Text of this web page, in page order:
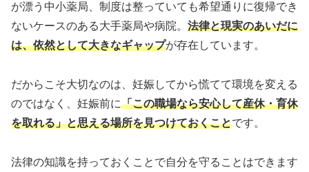
が漂う中小薬局、制度は整っていても希望通りに復帰でき
ないケースのある大手薬局や病院。 法律と現実のあいだに
は、依然として大きなギャップが存在しています。
だからこそ大切なのは、妊娠してから慌てて環境を変える
のではなく、妊娠前に「この職場なら安心して産休・育休
を取れる」と思える場所を見つけておくことです。
法律の知識を持っておくことで自分を守ることはできます